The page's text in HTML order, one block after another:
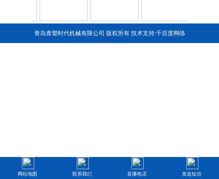
青岛青塑时代机械有限公司 版权所有 技术支持:千百度网络
网站地图 联系我们 直播电话 发送短信